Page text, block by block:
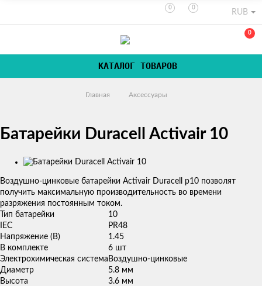
0 0
RUB
0
КАТАЛОГ ТОВАРОВ
Главная Аксессуары
Батарейки Duracell Activair 10
Изображения
Воздушно-цинковые батарейки Activair Duracell p10 позволят
получить максимальную производительность во времени
разряжения постоянным током.
Тип батарейки
10
IEC
PR48
Напряжение (В)
1.45
В комплекте
6 шт
Электрохимическая система Воздушно-цинковые
Диаметр
5.8 мм
Высота
3.6 мм